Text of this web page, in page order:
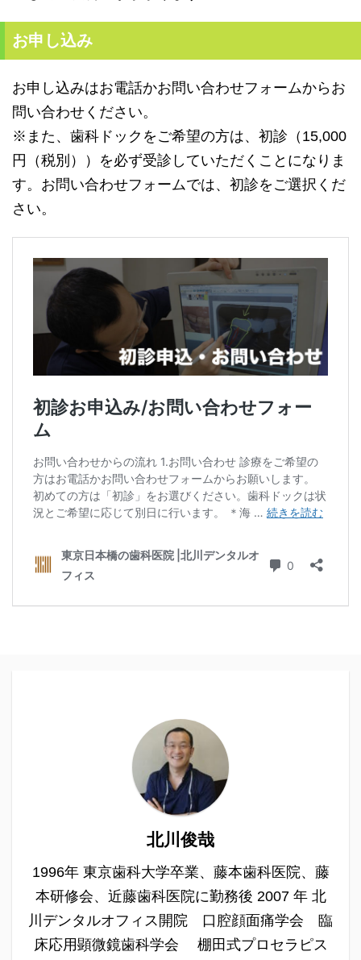
お申し込み
お申し込みはお電話かお問い合わせフォームからお
問い合わせください。
※また、歯科ドックをご希望の方は、初診（15,000
円（税別））を必ず受診していただくことになりま
す。お問い合わせフォームでは、初診をご選択くだ
さい。
北川俊哉
1996年 東京歯科大学卒業、藤本歯科医院、藤
本研修会、近藤歯科医院に勤務後 2007 年 北
川デンタルオフィス開院 口腔顔面痛学会 臨
床応用顕微鏡歯科学会 棚田式プロセラピス